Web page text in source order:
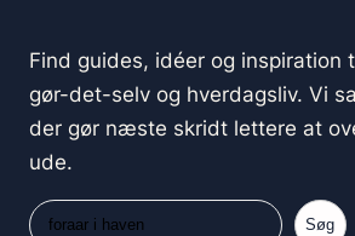
Find guides, idéer og inspiration
gør-det-selv og hverdagsliv. Vi
der gør næste skridt lettere at
ude.
Søg
Søg